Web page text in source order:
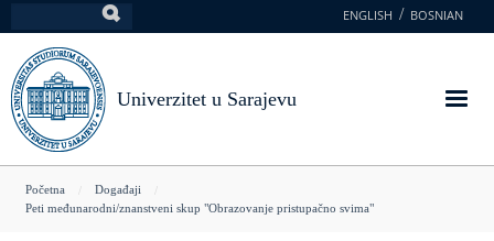
na
glavni
sadržaj
ENGLISH BOSNIAN
Univerzitet u Sarajevu
You
Početna
Događaji
Peti međunarodni/znanstveni skup "Obrazovanje pristupačno svima"